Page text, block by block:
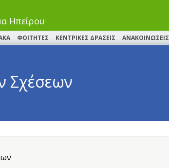
Ηπείρου
ΦΟΙΤΗΤΕΣ ΚΕΝΤΡΙΚΕΣ ΔΡΑΣΕΙΣ ΑΝΑΚΟΙΝΩΣΕΙΣ
Σχέσεων